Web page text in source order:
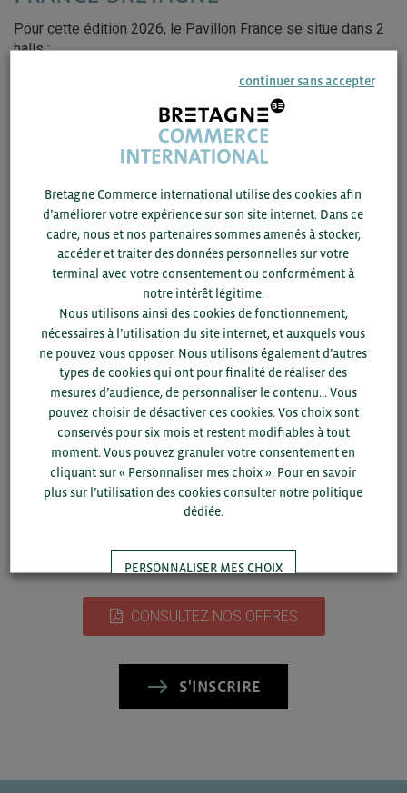
Pour cette édition 2026, le Pavillon France se situe dans 2
halls :
Hall 4 : Produits Finis.
Gagner en visibilité.
Bénéficier d’un appui logistique et organisationnel
dédié.
Nouer de nouvelles relations et contribuer à renforcer
une dynamique territoriale.
Pour plus d’information,
contactez :
Nathalie MENARD
Chargée de projets – salons & missions
Tél. 02 99 25 04 19
n.menard@bretagnecommerceinternational.com
30 août 2025
CONSULTEZ NOS OFFRES
S'INSCRIRE
continuer sans accepter
Bretagne Commerce international utilise des cookies afin
d’améliorer votre expérience sur son site internet. Dans ce
cadre, nous et nos partenaires sommes amenés à stocker,
accéder et traiter des données personnelles sur votre
terminal avec votre consentement ou conformément à
notre intérêt légitime.
Nous utilisons ainsi des cookies de fonctionnement,
nécessaires à l’utilisation du site internet, et auxquels vous
ne pouvez vous opposer. Nous utilisons également d’autres
types de cookies qui ont pour finalité de réaliser des
mesures d’audience, de personnaliser le contenu... Vous
pouvez choisir de désactiver ces cookies. Vos choix sont
conservés pour six mois et restent modifiables à tout
moment. Vous pouvez granuler votre consentement en
cliquant sur « Personnaliser mes choix ». Pour en savoir
plus sur l’utilisation des cookies consulter notre politique
dédiée.
PERSONNALISER MES CHOIX
TOUT ACCEPTER